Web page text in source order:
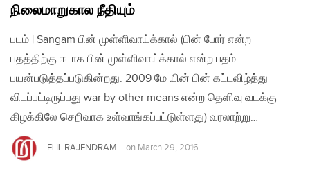
நிலைமாறுகால நீதியும்
படம் | Sangam பின் முள்ளிவாய்க்கால் (பின் போர் என்ற
பதத்திற்கு ஈடாக பின் முள்ளிவாய்க்கால் என்ற பதம்
பயன்படுத்தப்படுகின்றது. 2009 மே யின் பின் கட்டவிழ்த்து
விடப்பட்டிருப்பது war by other means என்ற தெளிவு வடக்கு
கிழக்கிலே செறிவாக உள்வாங்கப்பட்டுள்ளது) வரலாற்று…
ELIL RAJENDRAM on March 29, 2016